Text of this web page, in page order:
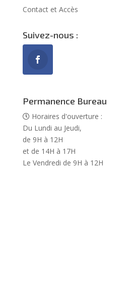
Contact et Accès
Suivez-nous :
Permanence Bureau
Horaires d'ouverture :
Du Lundi au Jeudi,
de 9H à 12H
et de 14H à 17H
Le Vendredi de 9H à 12H